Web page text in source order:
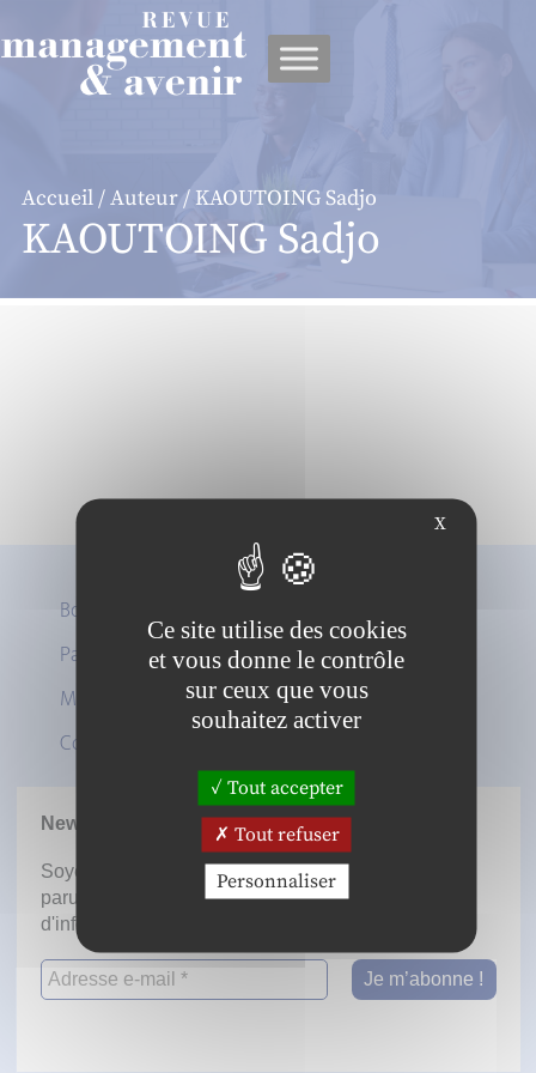
Accueil/Auteur/ KAOUTOING Sadjo
KAOUTOING Sadjo
Boutique
Panier
Mon compte
Contact
Twitter
LinkedIn
Newsletter
Soyez informé dès la mise en ligne des prochaines
parutions en vous inscrivant à notre lettre
d'information.
Panneau de gestion des cookies
X
Ce site utilise des cookies
et vous donne le contrôle
sur ceux que vous
souhaitez activer
Tout accepter
Tout refuser
Personnaliser